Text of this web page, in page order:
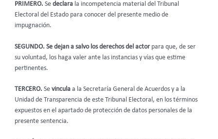
PRIMERO. Se declara la incompetencia material del Tribunal
Electoral del Estado para conocer del presente medio de
impugnación.
SEGUNDO. Se dejan a salvo los derechos del actorpara que, de ser
su voluntad, los haga valer ante las instancias y vías que estime
pertinentes.
TERCERO. Se vincula a la Secretaría General de Acuerdos y a la
Unidad de Transparencia de este Tribunal Electoral, en los términos
expuestos en el apartado de protección de datos personales de la
presente sentencia.